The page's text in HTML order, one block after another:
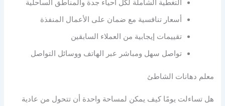
التغطية الشاملة لكل أحياء جدة والمناطق الساحلية
أسعار تنافسية مع ضمان على الأعمال المنفذة
تقييمات إيجابية من العملاء السابقين
تواصل سهل ومباشر عبر الهاتف ووسائل التواصل
معلم دهانات الشاطئ
هل تساءلت يومًا كيف يمكن لمساحة واحدة أن تتحول من عادية